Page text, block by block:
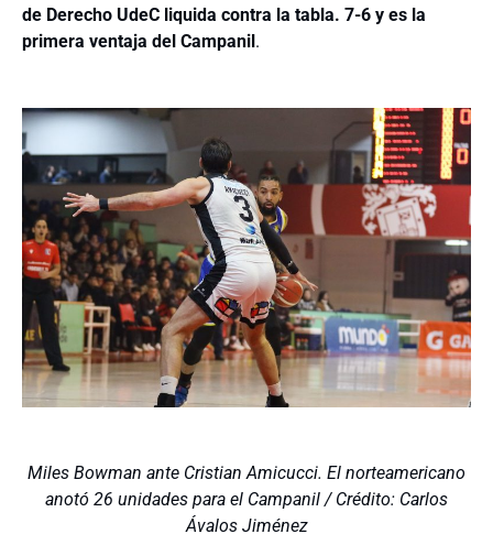
de Derecho UdeC liquida contra la tabla. 7-6 y es la
primera ventaja del Campanil.
Miles Bowman ante Cristian Amicucci. El norteamericano
anotó 26 unidades para el Campanil / Crédito: Carlos
Ávalos Jiménez